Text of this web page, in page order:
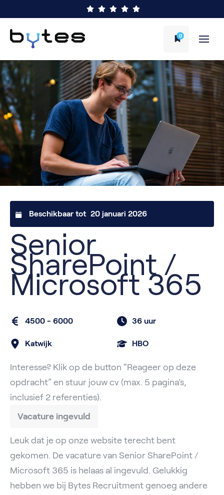
0
Beschikbaar tot 20 januari 2026
Senior
SharePoint /
Microsoft 365
4500 - 6000 36 uur
Katwijk HBO
Interesse? Klik op de button “Reageer op deze
opdracht” en stuur jouw cv (max. 5 pagina’s,
inclusief 2 referenties).
Vacature ingevuld
Leuk dat je op onze website terecht bent
gekomen. De vacature van Senior SharePoint /
Microsoft 365 is helaas al ingevuld. Gelukkig
hebben we bij Bytes Recruitment genoeg andere